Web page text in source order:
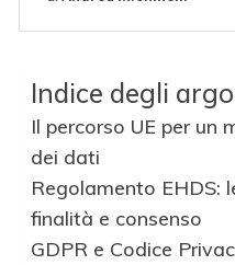
Indice degli
Il percorso UE per un
dei dati
Regolamento EHDS:
finalità e consenso
GDPR e Codice